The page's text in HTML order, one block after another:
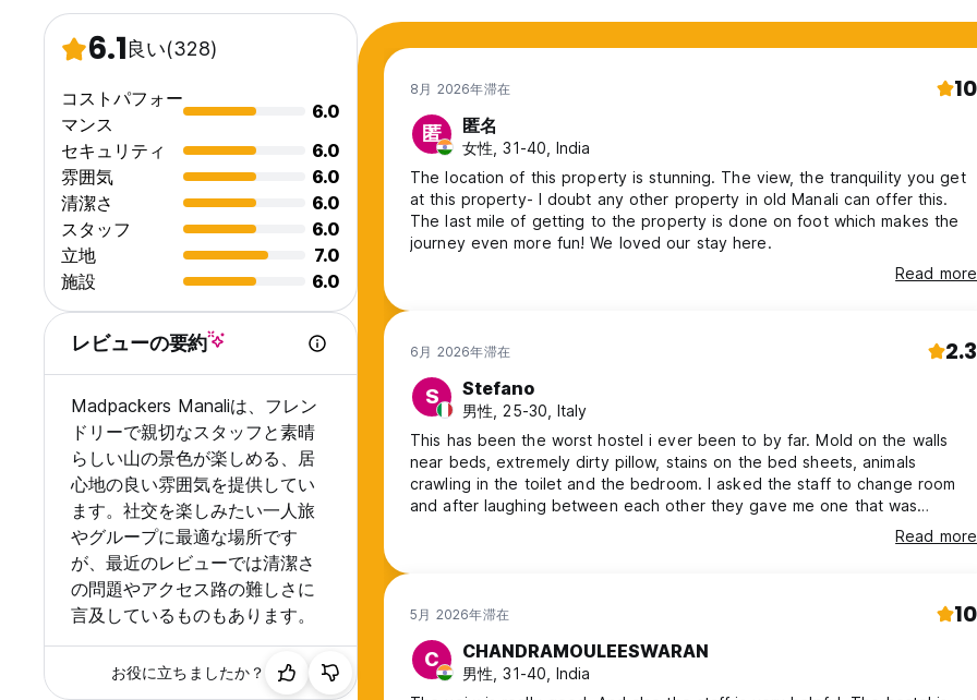
6.1良い(328)
コストパフォー
マンス
6.0
セキュリティ
6.0
雰囲気
6.0
清潔さ
6.0
スタッフ
6.0
立地
7.0
施設
6.0
レビューの要約
Madpackers Manaliは、フレン
ドリーで親切なスタッフと素晴
らしい山の景色が楽しめる、居
心地の良い雰囲気を提供してい
ます。社交を楽しみたい一人旅
やグループに最適な場所です
が、最近のレビューでは清潔さ
の問題やアクセス路の難しさに
言及しているものもあります。
お役に立ちましたか？
8月 2026年滞在 10
匿 匿名
女性, 31-40, India
The location of this property is stunning. The view, the tranquility you get
at this property- I doubt any other property in old Manali can offer this.
The last mile of getting to the property is done on foot which makes the
journey even more fun! We loved our stay here.
Read more
6月 2026年滞在 2.3
S Stefano
男性, 25-30, Italy
This has been the worst hostel i ever been to by far. Mold on the walls
near beds, extremely dirty pillow, stains on the bed sheets, animals
crawling in the toilet and the bedroom. I asked the staff to change room
and after laughing between each other they gave me one that was
exactly in the same conditions. It is supposed to be from the Madpacker
Read more
5月 2026年滞在 10
C CHANDRAMOULEESWARAN
男性, 31-40, India